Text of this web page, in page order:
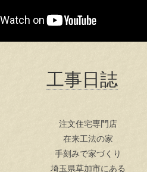
工事日誌
注文住宅専門店
在来工法の家
手刻みで家づくり
埼玉県草加市にある